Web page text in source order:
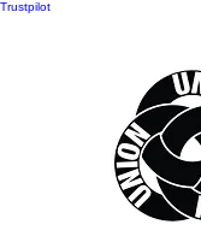
Trustpilot